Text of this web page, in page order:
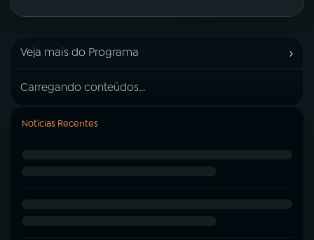
Veja mais do Programa ›
Carregando conteúdos...
Notícias Recentes